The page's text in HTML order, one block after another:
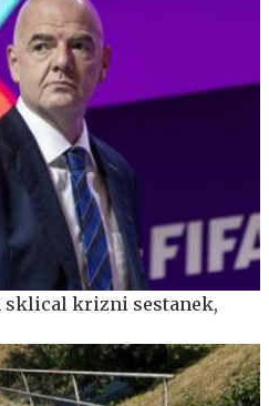
krizni sestanek,